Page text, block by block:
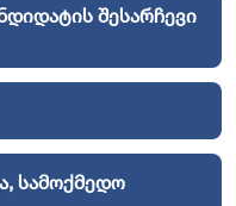
შესარჩევი
სამოქმედო